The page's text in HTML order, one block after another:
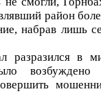
район
набрав лишь
разразился в
возбуждено